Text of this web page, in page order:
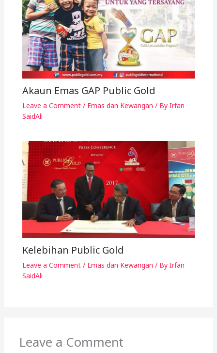
Akaun Emas GAP Public Gold
Leave a Comment / Emas dan Kewangan / By Irfan
SaidAli
Kelebihan Public Gold
Leave a Comment / Emas dan Kewangan / By Irfan
SaidAli
Leave a Comment